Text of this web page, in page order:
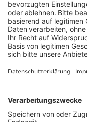
Dienstag (30. Juni)
die
ersten Mal schon
Juli stehen im
viele verschiedene
Programm. Mit
macht heute Abend
Anzeige